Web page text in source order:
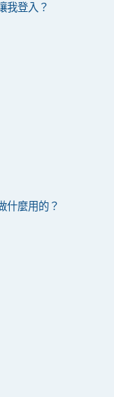
我登入？
什麼用的？